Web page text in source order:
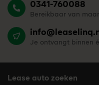
0341-760088
Bereikbaar van
Je ontvangt binnen
Lease auto zoeken